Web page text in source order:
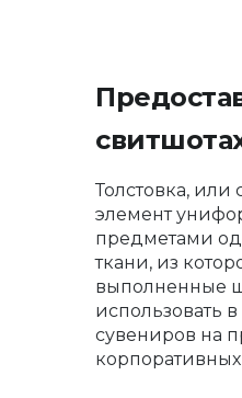
Толстовка,
элемент
предметами
ткани, из
выполненные
использовать
сувениров на